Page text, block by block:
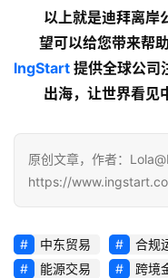
以上就是迪拜离岸
望可以给您带来帮
lngStart 提供全球公司
出海，让世界看见
原创文章，作者：
https://
中东贸易 合规
能源交易
跨境